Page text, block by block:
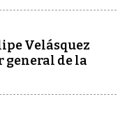
Velásquez
general de la